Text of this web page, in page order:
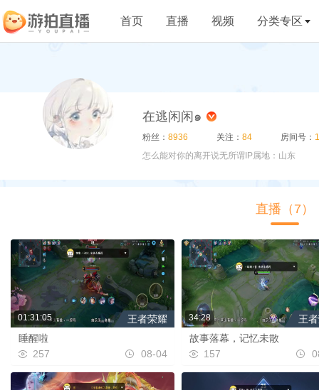
首页 直播 视频 分类专区
在逃闲闲๑
粉丝： 8936 关注： 84 房间号：
怎么能对你的离开说无所谓 IP属地：山东
直播（7）
01:31:05
王者荣耀
睡醒啦
257
08-04
34:28
王
故事落幕，记忆未散
157